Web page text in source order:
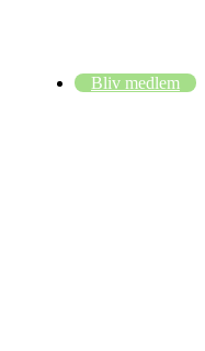
Bliv medlem